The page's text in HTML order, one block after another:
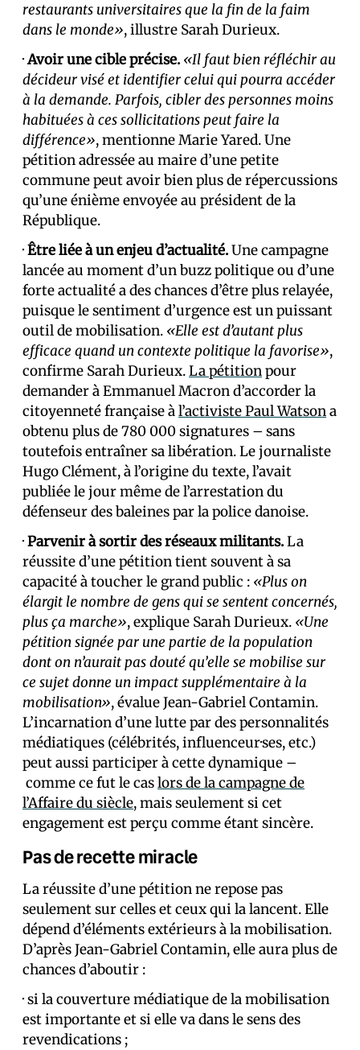
restaurants universitaires que la fin de la faim
dans le monde», illustre Sarah Durieux.
·Avoir une cible précise. «Il faut bien réfléchir au
décideur visé et identifier celui qui pourra accéder
à la demande. Parfois, cibler des personnes moins
habituées à ces sollicitations peut faire la
différence», mentionne Marie Yared. Une
pétition adressée au maire d’une petite
commune peut avoir bien plus de répercussions
qu’une énième envoyée au président de la
République.
·Être liée à un enjeu d’actualité.Une campagne
lancée au moment d’un buzz politique ou d’une
forte actualité a des chances d’être plus relayée,
puisque le sentiment d’urgence est un puissant
outil de mobilisation. «Elle est d’autant plus
efficace quand un contexte politique la favorise»,
confirme Sarah Durieux.La pétitionpour
demander à Emmanuel Macron d’accorder la
citoyenneté française àl’activiste Paul Watsona
obtenu plus de 780 000 signatures – sans
toutefois entraîner sa libération. Le journaliste
Hugo Clément, à l’origine du texte, l’avait
publiée le jour même de l’arrestation du
défenseur des baleines par la police danoise.
·Parvenir à sortir des réseaux militants.La
réussite d’une pétition tient souvent à sa
capacité à toucher le grand public : «Plus on
élargit le nombre de gens qui se sentent concernés,
plus ça marche», explique Sarah Durieux. «Une
pétition signée par une partie de la population
dont on n’aurait pas douté qu’elle se mobilise sur
ce sujet donne un impact supplémentaire à la
mobilisation», évalue Jean-Gabriel Contamin.
L’incarnation d’une lutte par des personnalités
médiatiques (célébrités, influenceur·ses, etc.)
peut aussi participer à cette dynamique –
comme ce fut le caslors de la campagne de
l’Affaire du siècle, mais seulement si cet
engagement est perçu comme étant sincère.
Pas de recette miracle
La réussite d’une pétition ne repose pas
seulement sur celles et ceux qui la lancent. Elle
dépend d’éléments extérieurs à la mobilisation.
D’après Jean-Gabriel Contamin, elle aura plus de
chances d’aboutir :
· si la couverture médiatique de la mobilisation
est importante et si elle va dans le sens des
revendications ;